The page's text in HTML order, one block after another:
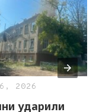
2026
ударили